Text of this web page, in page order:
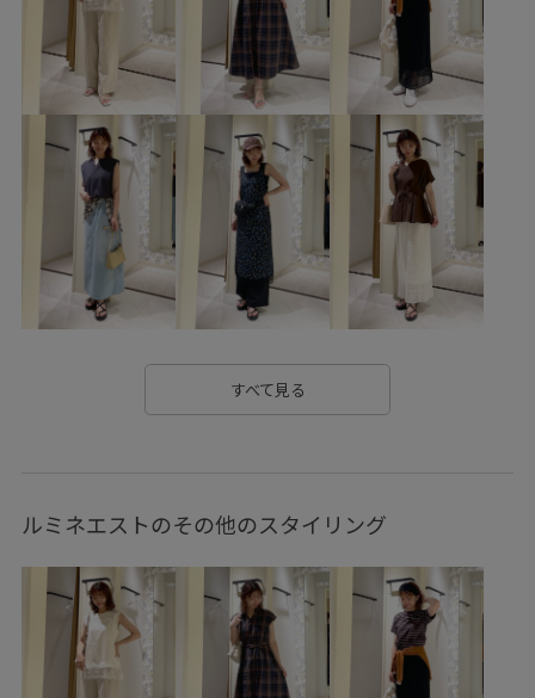
26SSBHPC 26SSRPgoods Exclusive_GW RP26SS
RP26SS_goods RP26SS_サマーニット
RP26SS_着映えるサマーニット RP26SS着映えトップス
きれいめ アクリル オールシーズン カジュアル
カジュアルすぎない キッズ キャップ クルーネック
グルカサンダル ケーブル編み コットン
コントラスト シャツ シンプル ジャケット
トレンド感 ナチュラル ニット
パンツ パンプス フリーサイズ ヘルシー
ロングシーズン ロングスカート ローファー
ワイドパンツ ワンピース 上品 伸縮性 別注
別注アイテム 合わせやすい 小物
すべて見る
ルミネエストのその他のスタイリング